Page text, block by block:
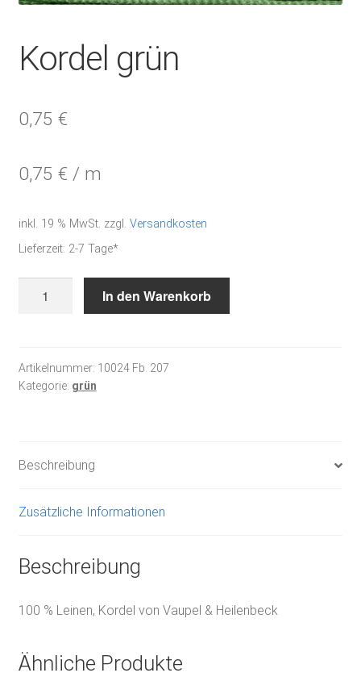
Kordel grün
0,75 €
0,75 € / m
inkl. 19 % MwSt. zzgl. Versandkosten
Lieferzeit: 2-7 Tage*
In den Warenkorb
Artikelnummer: 10024 Fb. 207
Kategorie: grün
Beschreibung
Zusätzliche Informationen
Beschreibung
100 % Leinen, Kordel von Vaupel & Heilenbeck
Ähnliche Produkte